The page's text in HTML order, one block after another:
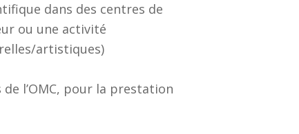
dans des centres de
ou une activité
artistiques)
l’OMC, pour la prestation